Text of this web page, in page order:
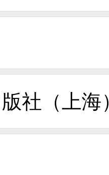
社（上海